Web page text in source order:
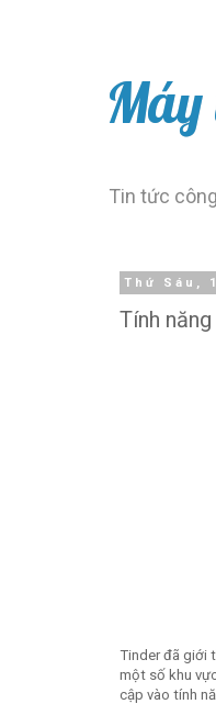
Tin tức
Thứ Sáu,
Tính
Tinder đã giới
một số khu
cập vào tính